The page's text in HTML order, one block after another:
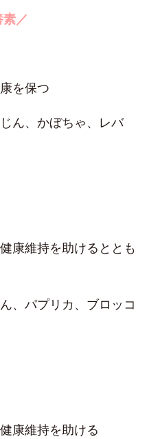
／
を保つ
ん、かぼちゃ、レバ
康維持を助けるととも
、パプリカ、ブロッコ
康維持を助ける